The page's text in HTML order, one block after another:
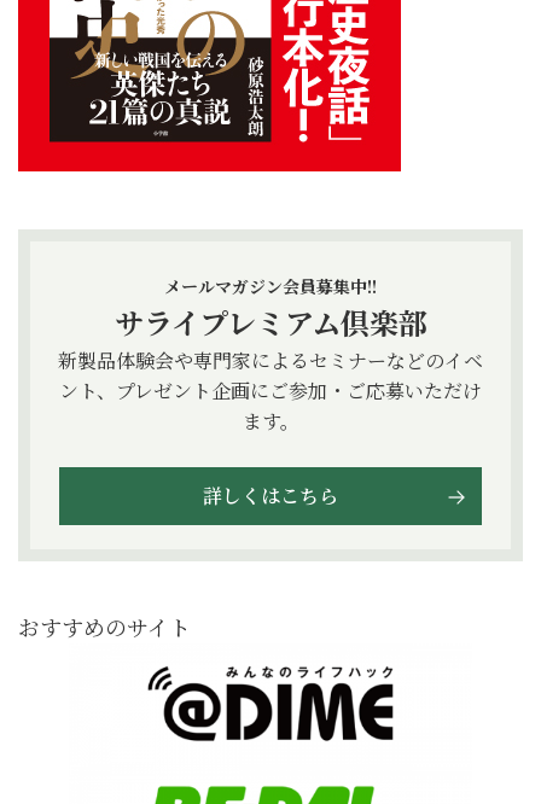
メールマガジン会員募集中!!
サライプレミアム倶楽部
新製品体験会や専門家によるセミナーなどのイベ
ント、プレゼント企画にご参加・ご応募いただけ
ます。
詳しくはこちら
おすすめのサイト